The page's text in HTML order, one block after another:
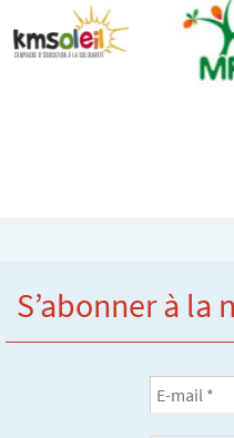
S’abonner à la